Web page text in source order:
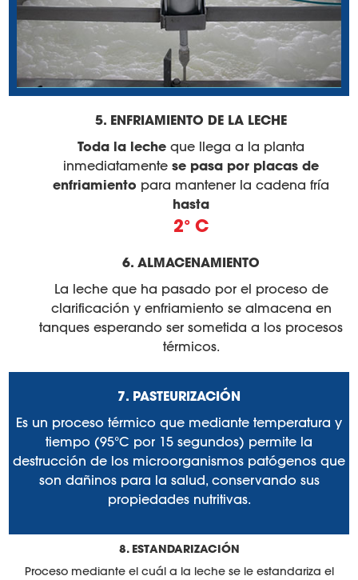
5. ENFRIAMIENTO DE LA LECHE
Toda la leche que llega a la planta
inmediatamente se pasa por placas de
enfriamiento para mantener la cadena fría
hasta
2° C
6. ALMACENAMIENTO
La leche que ha pasado por el proceso de
clarificación y enfriamiento se almacena en
tanques esperando ser sometida a los procesos
térmicos.
7. PASTEURIZACIÓN
Es un proceso térmico que mediante temperatura y
tiempo (95°C por 15 segundos) permite la
destrucción de los microorganismos patógenos que
son dañinos para la salud, conservando sus
propiedades nutritivas.
8. ESTANDARIZACIÓN
Proceso mediante el cuál a la leche se le estandariza el